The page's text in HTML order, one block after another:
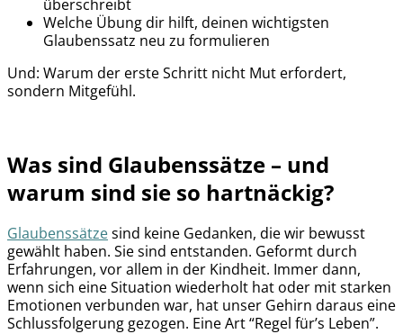
überschreibt
Welche Übung dir hilft, deinen wichtigsten
Glaubenssatz neu zu formulieren
Und: Warum der erste Schritt nicht Mut erfordert,
sondern Mitgefühl.
Was sind Glaubenssätze – und
warum sind sie so hartnäckig?
Glaubenssätzesind keine Gedanken, die wir bewusst
gewählt haben. Sie sind entstanden. Geformt durch
Erfahrungen, vor allem in der Kindheit. Immer dann,
wenn sich eine Situation wiederholt hat oder mit starken
Emotionen verbunden war, hat unser Gehirn daraus eine
Schlussfolgerung gezogen. Eine Art “Regel für’s Leben”.